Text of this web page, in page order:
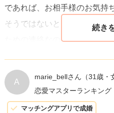
であれば、お相手様のお気持
そうではないということであ
ための連絡なのではないかと
もしお相手様との恋愛を進め
ゃるのでしたら、まずはお相
認してからアプローチされる
A
marie_bellさん （31歳・
恋愛マスターランキング
マッチングアプリで成婚